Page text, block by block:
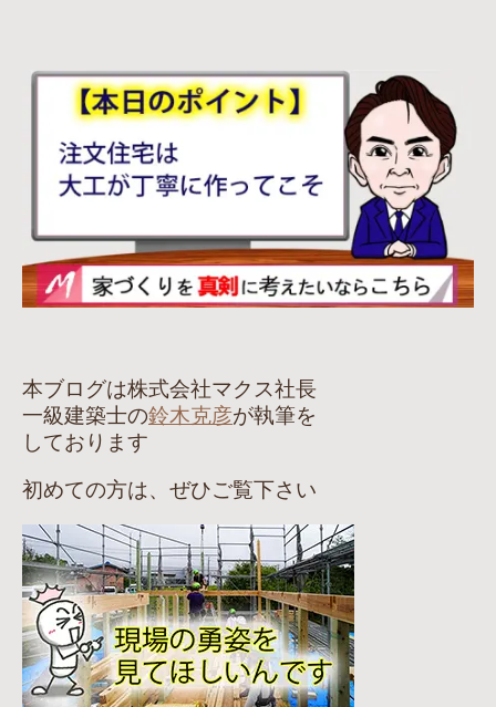
本ブログは株式会社マクス社長
一級建築士の鈴木克彦が執筆を
しております
初めての方は、ぜひご覧下さい